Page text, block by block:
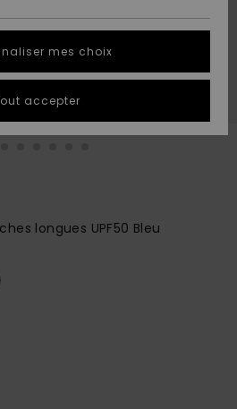
longues UPF50 Bleu
mes choix
accepter